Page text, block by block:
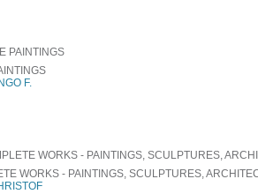
F.
WORKS - PAINTINGS, SCULPTURES,